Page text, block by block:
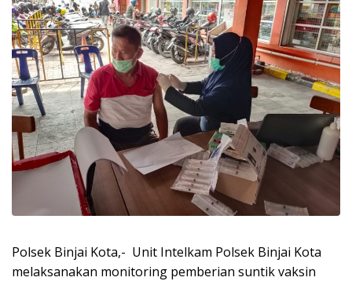
Polsek Binjai Kota,- Unit Intelkam Polsek Binjai Kota
melaksanakan monitoring pemberian suntik vaksin